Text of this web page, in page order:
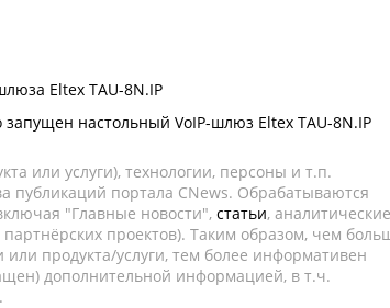
Eltex TAU-8N.IP
настольный VoIP-шлюз Eltex TAU-8N.IP
или услуги), технологии, персоны и т.п.
публикаций портала CNews. Обрабатываются
"Главные новости", статьи, аналитические
проектов). Таким образом, чем
продукта/услуги, тем более информативен
дополнительной информацией, в т.ч.